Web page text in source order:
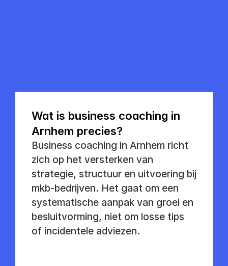
Wat is business coaching in
Arnhem precies?
Business coaching in Arnhem richt
zich op het versterken van
strategie, structuur en uitvoering bij
mkb-bedrijven. Het gaat om een
systematische aanpak van groei en
besluitvorming, niet om losse tips
of incidentele adviezen.